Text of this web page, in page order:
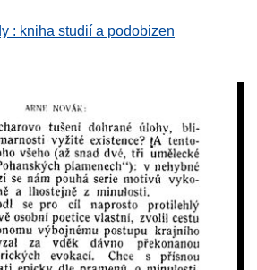
: kniha studií a podobizen